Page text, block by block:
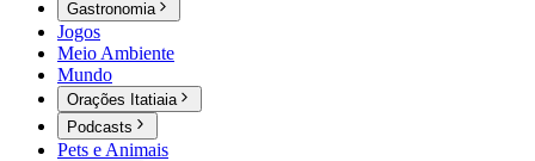
Gastronomia
Jogos
Meio Ambiente
Mundo
Orações Itatiaia
Podcasts
Pets e Animais